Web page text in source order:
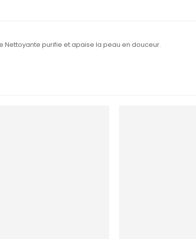
Nettoyante purifie et apaise la peau en douceur.